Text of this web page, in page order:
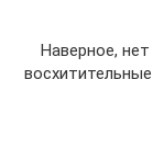
Наверное,